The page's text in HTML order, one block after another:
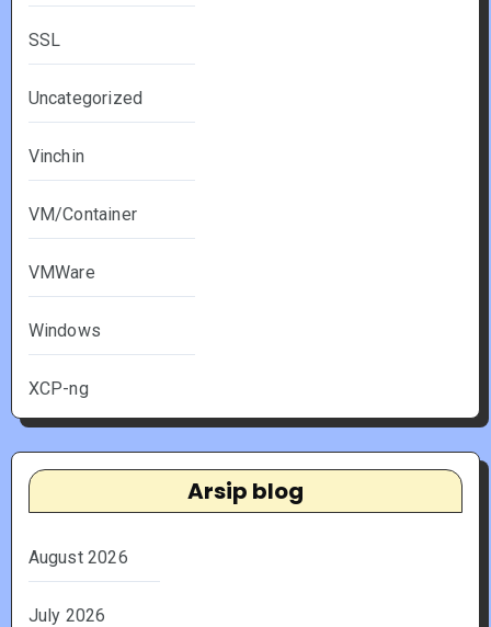
SSL
Uncategorized
Vinchin
VM/Container
VMWare
Windows
XCP-ng
Arsip blog
August 2026
July 2026